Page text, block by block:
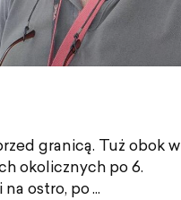
granicą. Tuż obok w
okolicznych po 6.
ostro, po